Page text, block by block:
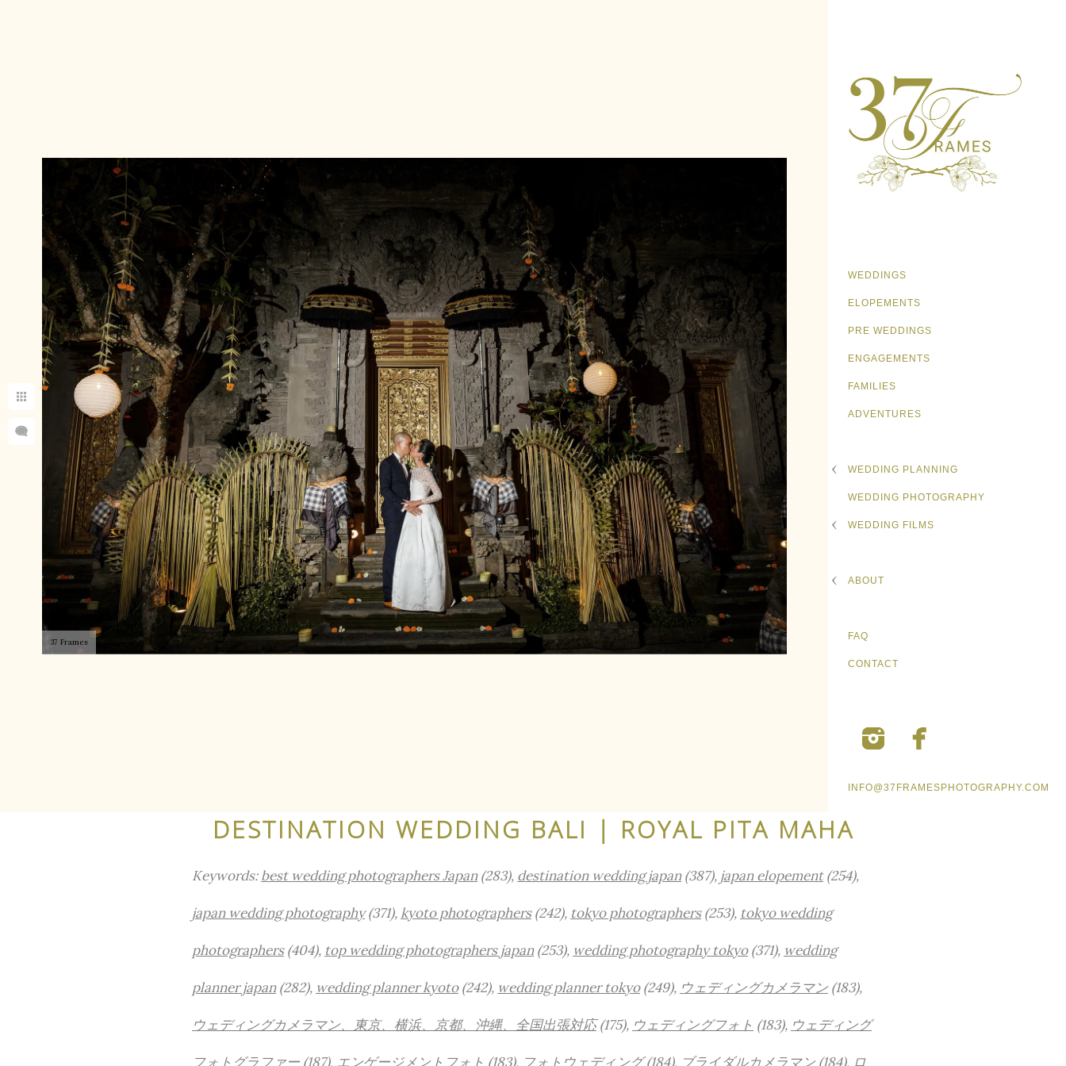
37 Frames
WEDDINGS
ELOPEMENTS
PRE WEDDINGS
ENGAGEMENTS
FAMILIES
ADVENTURES
WEDDING PLANNING
WEDDING PHOTOGRAPHY
WEDDING FILMS
ABOUT
FAQ
CONTACT
INFO@37FRAMESPHOTOGRAPHY.COM
DESTINATION WEDDING BALI | ROYAL PITA MAHA
Keywords:best wedding photographers Japan(283), destination wedding japan(387), japan elopement(254),
japan wedding photography(371), kyoto photographers(242), tokyo photographers(253), tokyo wedding
photographers(404), top wedding photographers japan(253), wedding photography tokyo(371), wedding
planner japan(282), wedding planner kyoto(242), wedding planner tokyo(249), ウェディングカメラマン (183),
ウェディングカメラマン、東京、横浜、京都、沖縄、全国出張対応(175), ウェディングフォト (183), ウェディング
フォトグラファー (187), エンゲージメントフォト (183), フォトウェディング(184), ブライダルカメラマン (184), ロ